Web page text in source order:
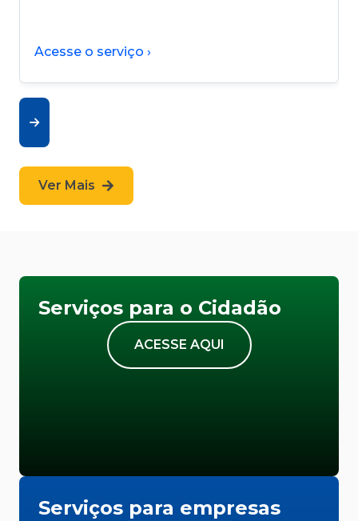
Acesse o serviço ›
Ver Mais
Serviços para o Cidadão
ACESSE AQUI
Serviços para empresas